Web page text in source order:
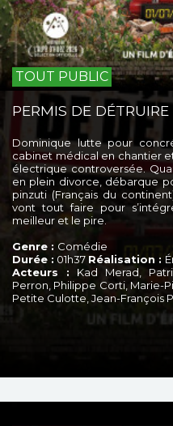
TOUT PUBLIC
PERMIS DE DÉTRUIRE
Dominique lutte pour
cabinet médical en chantier
électrique controversée.
en plein divorce, débarque
pinzuti (Français du
vont tout faire pour
meilleur et le pire.
Genre : Comédie
Durée : 01h37 Réalisation :
Acteurs : Kad Merad,
Perron, Philippe Corti, Marie-
Petite Culotte, Jean-François